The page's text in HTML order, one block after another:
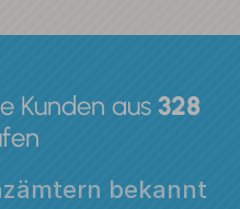
Kunden aus 328
bekannt